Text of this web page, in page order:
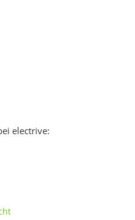
electrive: